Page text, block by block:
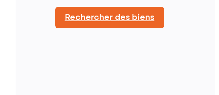
Rechercher des biens